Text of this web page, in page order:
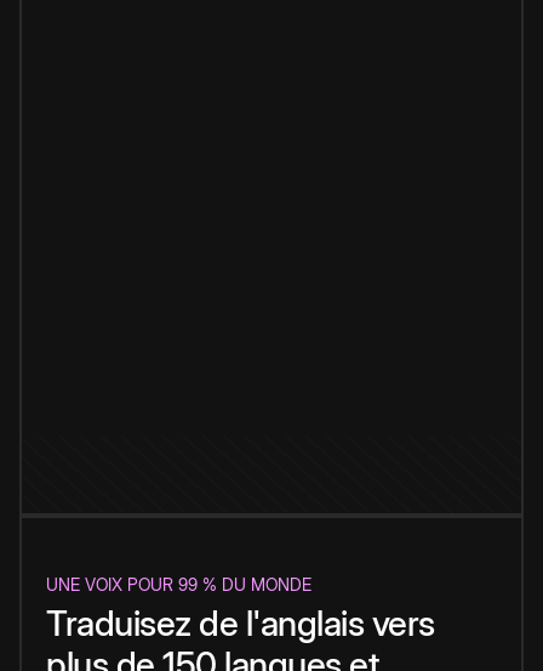
UNE VOIX POUR 99 % DU MONDE
Traduisez de l'anglais vers